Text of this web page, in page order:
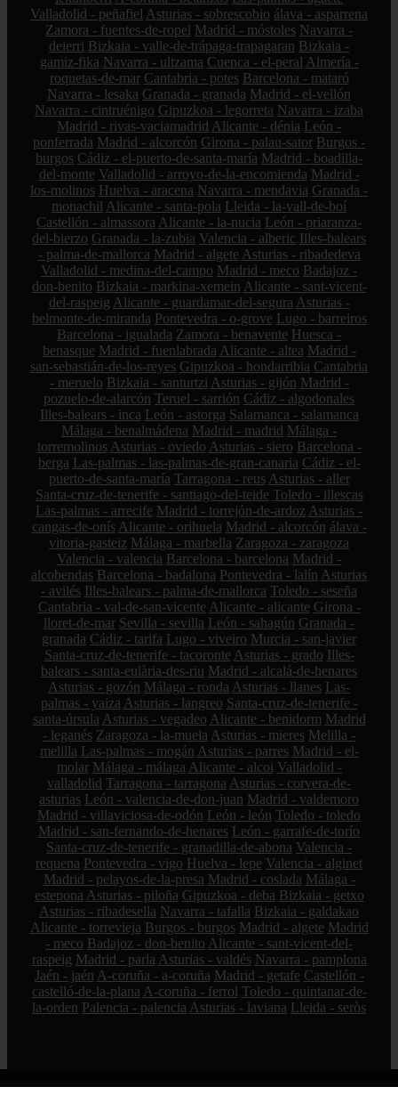
Valladolid - peñafiel Asturias - sobrescobio álava - asparrena
Zamora - fuentes-de-ropel Madrid - móstoles Navarra -
deierri Bizkaia - valle-de-trápaga-trapagaran Bizkaia -
gamiz-fika Navarra - ultzama Cuenca - el-peral Almería -
roquetas-de-mar Cantabria - potes Barcelona - mataró
Navarra - lesaka Granada - granada Madrid - el-vellón
Navarra - cintruénigo Gipuzkoa - legorreta Navarra - izaba
Madrid - rivas-vaciamadrid Alicante - dénia León -
ponferrada Madrid - alcorcón Girona - palau-sator Burgos -
burgos Cádiz - el-puerto-de-santa-maría Madrid - boadilla-
del-monte Valladolid - arroyo-de-la-encomienda Madrid -
los-molinos Huelva - aracena Navarra - mendavia Granada -
monachil Alicante - santa-pola Lleida - la-vall-de-boí
Castellón - almassora Alicante - la-nucia León - priaranza-
del-bierzo Granada - la-zubia Valencia - alberic Illes-balears
- palma-de-mallorca Madrid - algete Asturias - ribadedeva
Valladolid - medina-del-campo Madrid - meco Badajoz -
don-benito Bizkaia - markina-xemein Alicante - sant-vicent-
del-raspeig Alicante - guardamar-del-segura Asturias -
belmonte-de-miranda Pontevedra - o-grove Lugo - barreiros
Barcelona - igualada Zamora - benavente Huesca -
benasque Madrid - fuenlabrada Alicante - altea Madrid -
san-sebastián-de-los-reyes Gipuzkoa - hondarribia Cantabria
- meruelo Bizkaia - santurtzi Asturias - gijón Madrid -
pozuelo-de-alarcón Teruel - sarrión Cádiz - algodonales
Illes-balears - inca León - astorga Salamanca - salamanca
Málaga - benalmádena Madrid - madrid Málaga -
torremolinos Asturias - oviedo Asturias - siero Barcelona -
berga Las-palmas - las-palmas-de-gran-canaria Cádiz - el-
puerto-de-santa-maría Tarragona - reus Asturias - aller
Santa-cruz-de-tenerife - santiago-del-teide Toledo - illescas
Las-palmas - arrecife Madrid - torrejón-de-ardoz Asturias -
cangas-de-onís Alicante - orihuela Madrid - alcorcón álava -
vitoria-gasteiz Málaga - marbella Zaragoza - zaragoza
Valencia - valencia Barcelona - barcelona Madrid -
alcobendas Barcelona - badalona Pontevedra - lalín Asturias
- avilés Illes-balears - palma-de-mallorca Toledo - seseña
Cantabria - val-de-san-vicente Alicante - alicante Girona -
lloret-de-mar Sevilla - sevilla León - sahagún Granada -
granada Cádiz - tarifa Lugo - viveiro Murcia - san-javier
Santa-cruz-de-tenerife - tacoronte Asturias - grado Illes-
balears - santa-eulària-des-riu Madrid - alcalá-de-henares
Asturias - gozón Málaga - ronda Asturias - llanes Las-
palmas - yaiza Asturias - langreo Santa-cruz-de-tenerife -
santa-úrsula Asturias - vegadeo Alicante - benidorm Madrid
- leganés Zaragoza - la-muela Asturias - mieres Melilla -
melilla Las-palmas - mogán Asturias - parres Madrid - el-
molar Málaga - málaga Alicante - alcoi Valladolid -
valladolid Tarragona - tarragona Asturias - corvera-de-
asturias León - valencia-de-don-juan Madrid - valdemoro
Madrid - villaviciosa-de-odón León - león Toledo - toledo
Madrid - san-fernando-de-henares León - garrafe-de-torío
Santa-cruz-de-tenerife - granadilla-de-abona Valencia -
requena Pontevedra - vigo Huelva - lepe Valencia - alginet
Madrid - pelayos-de-la-presa Madrid - coslada Málaga -
estepona Asturias - piloña Gipuzkoa - deba Bizkaia - getxo
Asturias - ribadesella Navarra - tafalla Bizkaia - galdakao
Alicante - torrevieja Burgos - burgos Madrid - algete Madrid
- meco Badajoz - don-benito Alicante - sant-vicent-del-
raspeig Madrid - parla Asturias - valdés Navarra - pamplona
Jaén - jaén A-coruña - a-coruña Madrid - getafe Castellón -
castelló-de-la-plana A-coruña - ferrol Toledo - quintanar-de-
la-orden Palencia - palencia Asturias - laviana Lleida - seròs